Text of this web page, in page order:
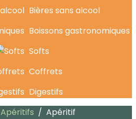
Bières sans alcool
Boissons gastronomiques
Softs
Coffrets
Digestifs
Apéritifs / Apéritif